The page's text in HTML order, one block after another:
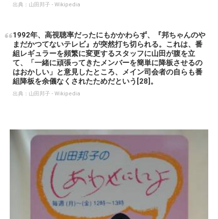
出典： 山田邦子 - Wikipedia
1992年、高視聴率だったにもかかわらず、『邦ちゃんのや
まだかつてないテレビ』が突然打ち切られる。これは、番
組レギュラーを頻繁に変更するスタッフに山田が腹を立
て、「一緒に頑張ってきたメンバーを簡単に降板させるの
はおかしい」と意見したところ、メイン司会者の自らも番
組降板を余儀なくされたためだという[28]。
出典： 山田邦子 - Wikipedia